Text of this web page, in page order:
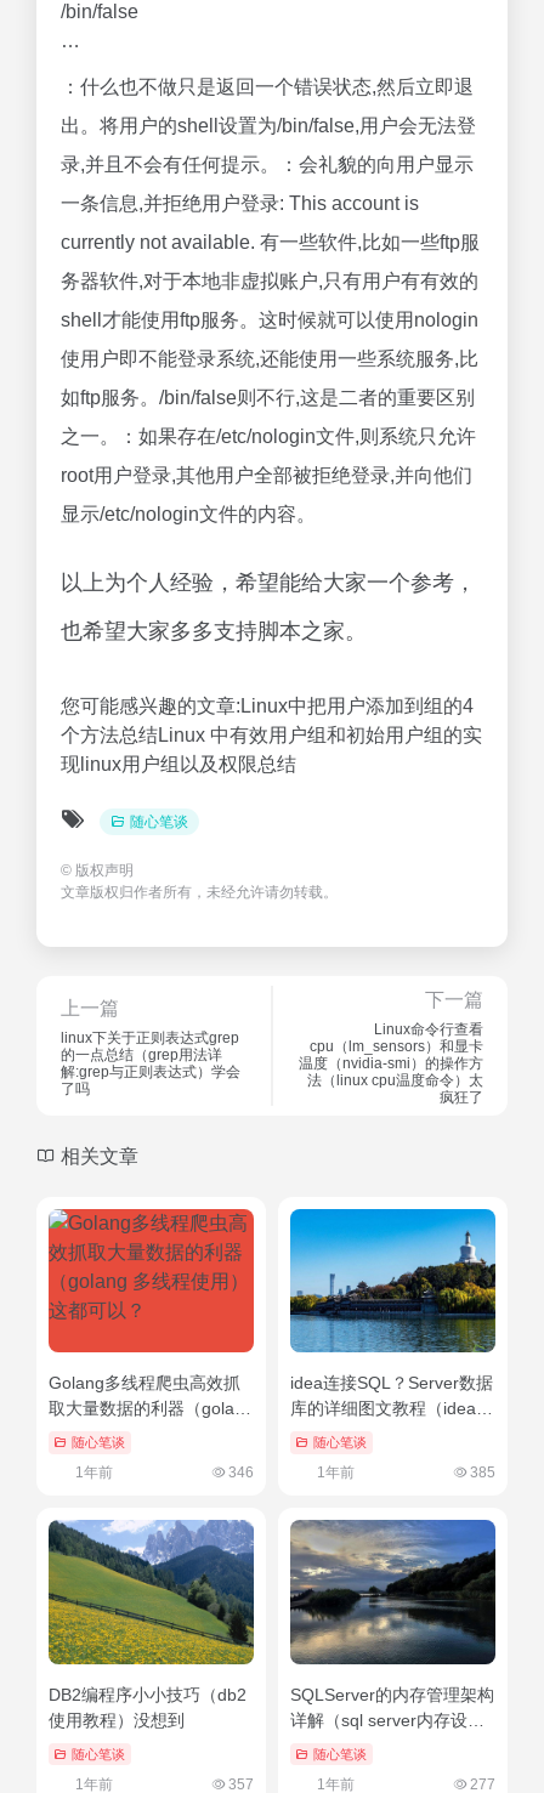
/bin/false
…
：什么也不做只是返回一个错误状态,然后立即退
出。将用户的shell设置为/bin/false,用户会无法登
录,并且不会有任何提示。：会礼貌的向用户显示
一条信息,并拒绝用户登录: This account is
currently not available. 有一些软件,比如一些ftp服
务器软件,对于本地非虚拟账户,只有用户有有效的
shell才能使用ftp服务。这时候就可以使用nologin
使用户即不能登录系统,还能使用一些系统服务,比
如ftp服务。/bin/false则不行,这是二者的重要区别
之一。：如果存在/etc/nologin文件,则系统只允许
root用户登录,其他用户全部被拒绝登录,并向他们
显示/etc/nologin文件的内容。
以上为个人经验，希望能给大家一个参考，
也希望大家多多支持脚本之家。
您可能感兴趣的文章:Linux中把用户添加到组的4
个方法总结Linux 中有效用户组和初始用户组的实
现linux用户组以及权限总结
随心笔谈
© 版权声明
文章版权归作者所有，未经允许请勿转载。
上一篇
linux下关于正则表达式grep
的一点总结（grep用法详
解:grep与正则表达式）学会
了吗
下一篇
Linux命令行查看
cpu（lm_sensors）和显卡
温度（nvidia-smi）的操作方
法（linux cpu温度命令）太
疯狂了
相关文章
Golang多线程爬虫高效抓
取大量数据的利器（golang
多线程使用）这都可以？
随心笔谈
1年前 346
idea连接SQL？Server数据
库的详细图文教程（idea怎
么连接sqlyog中的表）奔走
随心笔谈
1年前 385
DB2编程序小小技巧（db2
使用教程）没想到
随心笔谈
1年前 357
SQLServer的内存管理架构
详解（sql server内存设置
多少合理）硬核推荐
随心笔谈
1年前 277